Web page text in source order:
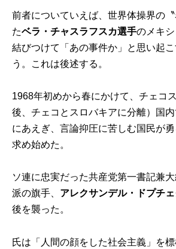
前者についていえば、世界体操界の
たベラ・チャスラフスカ選手のメキ
結びつけて「あの事件か」と思い起
う。これは後述する。
1968年初めから春にかけて、チェコ
後、チェコとスロバキアに分離）国
にあえぎ、言論抑圧に苦しむ国民が
求め始めた。
ソ連に忠実だった共産党第一書記兼
派の旗手、 アレクサンデル・ドプチ
後を襲った。
氏は「人間の顔をした社会主義」を